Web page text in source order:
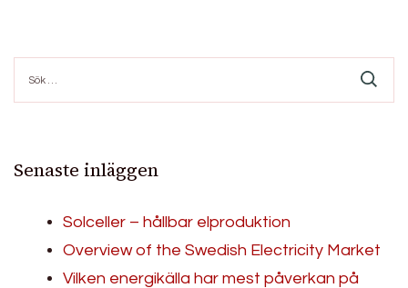
efter:
Senaste inläggen
Solceller – hållbar elproduktion
Overview of the Swedish Electricity Market
Vilken energikälla har mest påverkan på